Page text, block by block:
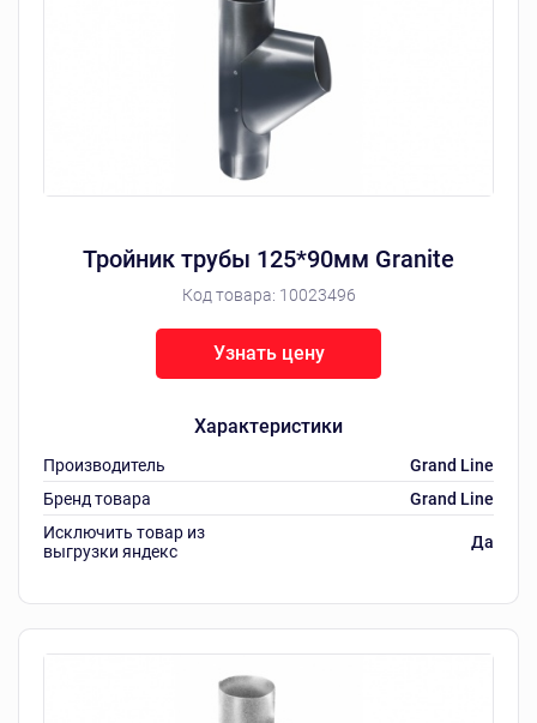
Тройник трубы 125*90мм Granite
Код товара: 10023496
Характеристики
Производитель
Grand Line
Бренд товара
Grand Line
Исключить товар из
выгрузки яндекс
Да
Узнать цену